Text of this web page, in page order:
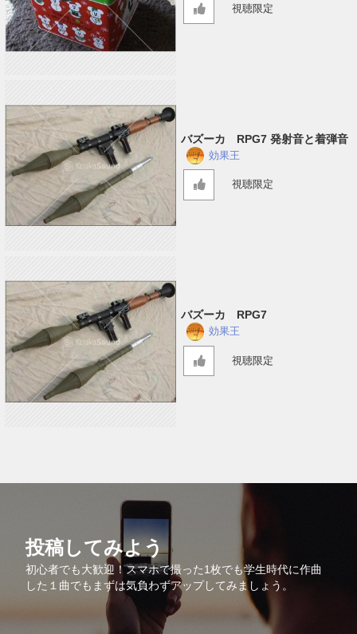
視聴限定
バズーカ RPG7 発射音と着弾音
効果王
視聴限定
バズーカ RPG7
効果王
視聴限定
投稿してみよう
初心者でも大歓迎！スマホで撮った1枚でも学生時代に作曲
した１曲でもまずは気負わずアップしてみましょう。